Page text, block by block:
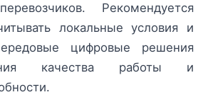
Рекомендуется
локальные условия и
цифровые решения
качества работы и